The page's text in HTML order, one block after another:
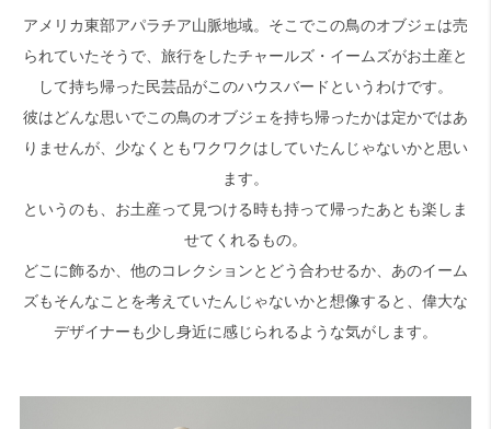
検索
アメリカ東部アパラチア山脈地域。そこでこの鳥のオブジェは売
られていたそうで、旅行をしたチャールズ・イームズがお土産と
して持ち帰った民芸品がこのハウスバードというわけです。
彼はどんな思いでこの鳥のオブジェを持ち帰ったかは定かではあ
りませんが、少なくともワクワクはしていたんじゃないかと思い
ます。
というのも、お土産って見つける時も持って帰ったあとも楽しま
せてくれるもの。
どこに飾るか、他のコレクションとどう合わせるか、あのイーム
ズもそんなことを考えていたんじゃないかと想像すると、偉大な
デザイナーも少し身近に感じられるような気がします。